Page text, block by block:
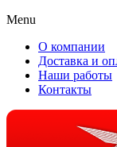
Menu
О компании
Доставка и
Наши работы
Контакты